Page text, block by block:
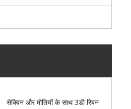
सेक्विन और मोतियों के साथ 3डी रिबन